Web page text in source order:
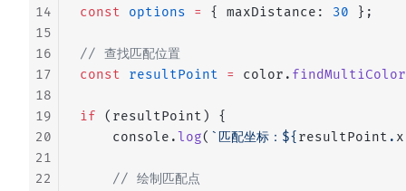
const options = { maxDistance: 30 };
// 查找匹配位置
const resultPoint = color.
if (resultPoint) {
    console.
log( `匹配坐标：${ resultPoint . x
    // 绘制匹配点
14
15
16
17
18
19
20
21
22